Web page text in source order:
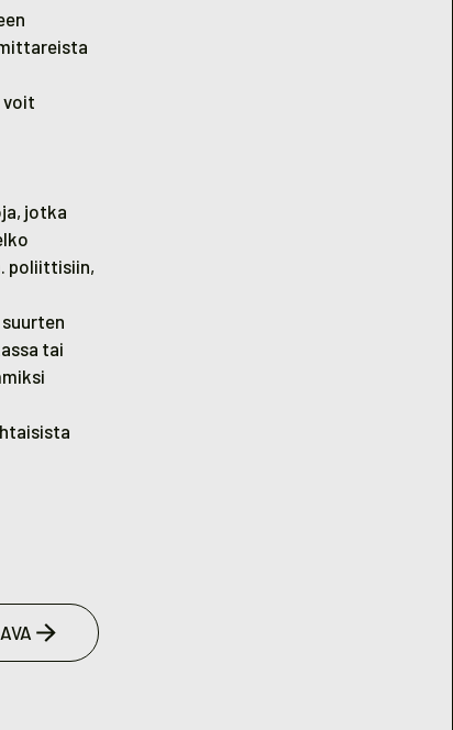
voit
jotka
poliittisiin,
tai